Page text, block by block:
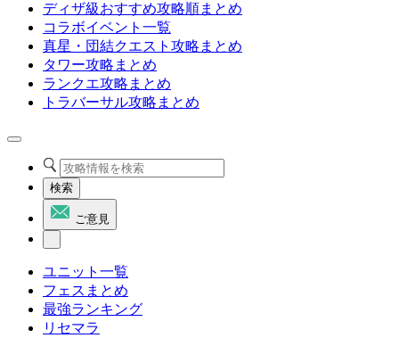
ディザ級おすすめ攻略順まとめ
コラボイベント一覧
真星・団結クエスト攻略まとめ
タワー攻略まとめ
ランクエ攻略まとめ
トラバーサル攻略まとめ
検索
ご意見
ユニット一覧
フェスまとめ
最強ランキング
リセマラ